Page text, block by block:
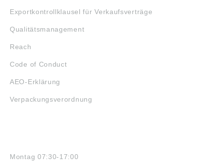
Exportkontrollklausel für Verkaufsverträge
Qualitätsmanagement
Reach
Code of Conduct
AEO-Erklärung
Verpackungsverordnung
Montag 07:30-17:00